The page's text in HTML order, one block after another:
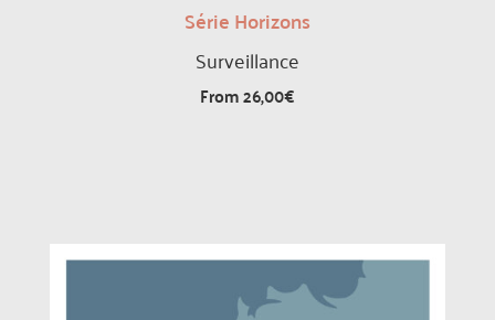
Série Horizons
Surveillance
From26,00€